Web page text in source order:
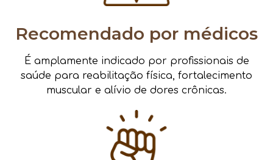
Recomendado por médicos
É amplamente indicado por profissionais de
saúde para reabilitação física, fortalecimento
muscular e alívio de dores crônicas.